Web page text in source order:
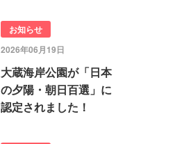
お知らせ
2026年06月19日
大蔵海岸公園が「日本
の夕陽・朝日百選」に
認定されました！